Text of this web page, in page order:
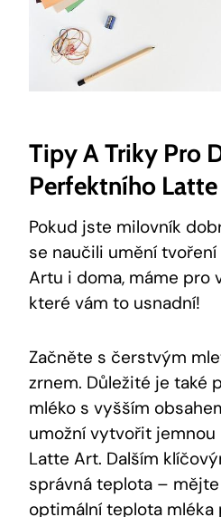
Tipy A Triky Pro
Perfektního
Pokud jste milovník
se naučili umění
Artu i doma, máme pro
které vám to usnadní!
Začněte s čerstvým
zrnem. Důležité je také
mléko s vyšším
umožní vytvořit jemnou
Latte Art. Dalším
správná teplota –
optimální teplota mléka